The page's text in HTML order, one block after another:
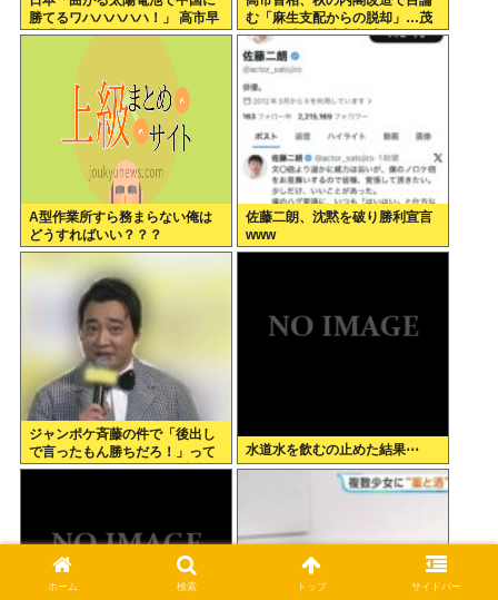
勝てるワハハハハハ！」 高市早
苗「勝てる！ ガハハハハハ
む「麻生支配からの脱却」…茂
木敏充氏も小林鷹之氏もクビ
A型作業所すら務まらない俺は
どうすればいい？？？
佐藤二朗、沈黙を破り勝利宣言
www
ジャンポケ斉藤の件で「後出し
で言ったもん勝ちだろ！」って
キレてる人いるけど、まず付き
水道水を飲むの止めた結果⋯
ホーム 検索 トップ サイドバー